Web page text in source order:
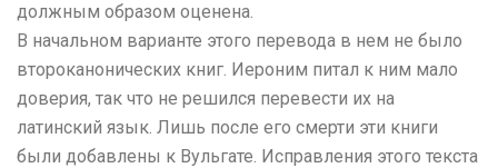
должным образом оценена.
В начальном варианте этого перевода в нем не было
второканонических книг. Иероним питал к ним мало
доверия, так что не решился перевести их на
латинский язык. Лишь после его смерти эти книги
были добавлены к Вульгате. Исправления этого текста